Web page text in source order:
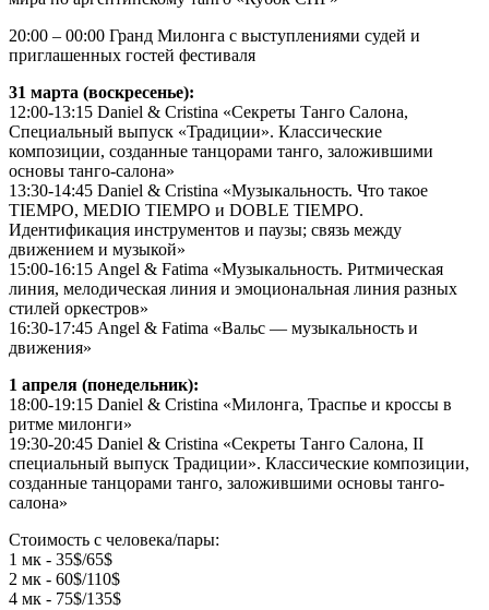
20:00 – 00:00 Гранд Милонга с выступлениями судей и
приглашенных гостей фестиваля
31 марта (воскресенье):
12:00-13:15 Daniel & Cristina «Секреты Танго Салона,
Специальный выпуск «Традиции». Классические
композиции, созданные танцорами танго, заложившими
основы танго-салона»
13:30-14:45 Daniel & Cristina «Музыкальность. Что такое
TIEMPO, MEDIO TIEMPO и DOBLE TIEMPO.
Идентификация инструментов и паузы; связь между
движением и музыкой»
15:00-16:15 Angel & Fatima «Музыкальность. Ритмическая
линия, мелодическая линия и эмоциональная линия разных
стилей оркестров»
16:30-17:45 Angel & Fatima «Вальс — музыкальность и
движения»
1 апреля (понедельник):
18:00-19:15 Daniel & Cristina «Милонга, Траспье и кроссы в
ритме милонги»
19:30-20:45 Daniel & Cristina «Секреты Танго Салона, II
специальный выпуск Традиции». Классические композиции,
созданные танцорами танго, заложившими основы танго-
салона»
Стоимость с человека/пары:
1 мк - 35$/65$
2 мк - 60$/110$
4 мк - 75$/135$